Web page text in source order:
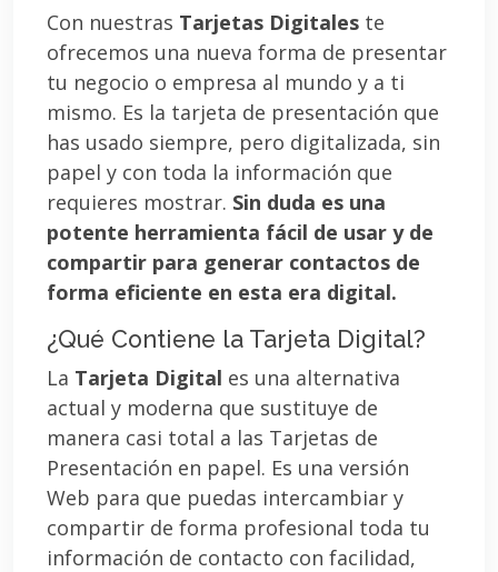
Con nuestras Tarjetas Digitales te
ofrecemos una nueva forma de presentar
tu negocio o empresa al mundo y a ti
mismo. Es la tarjeta de presentación que
has usado siempre, pero digitalizada, sin
papel y con toda la información que
requieres mostrar. Sin duda es una
potente herramienta fácil de usar y de
compartir para generar contactos de
forma eficiente en esta era digital.
¿Qué Contiene la Tarjeta Digital?
La Tarjeta Digital es una alternativa
actual y moderna que sustituye de
manera casi total a las Tarjetas de
Presentación en papel. Es una versión
Web para que puedas intercambiar y
compartir de forma profesional toda tu
información de contacto con facilidad,